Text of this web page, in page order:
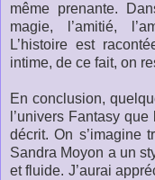
même prenante.
magie, l’amitié,
L’histoire est
intime, de ce fait, on
En conclusion,
l’univers Fantasy
décrit. On s’imagine
Sandra Moyon a un
et fluide. J’aurai